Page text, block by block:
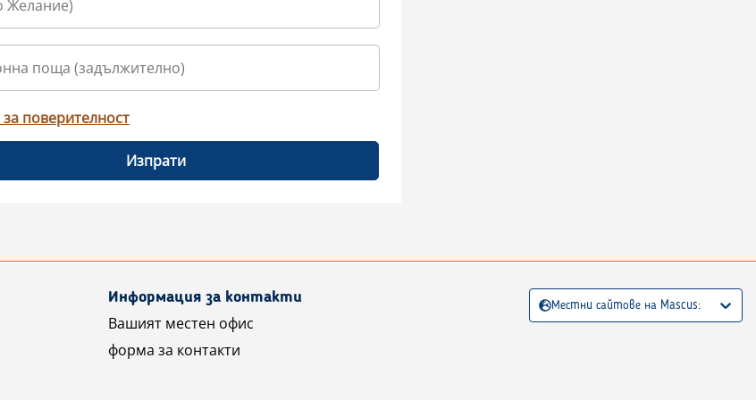
поверителност
Изпрати
Информация за контакти
Вашият местен офис
форма за контакти
Местни сайтове на Mascus: